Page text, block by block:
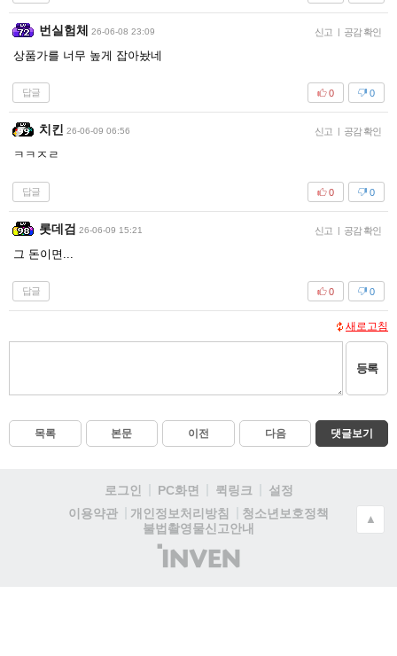
번실험체 26-06-08 23:09 신고 | 공감 확인
상품가를 너무 높게 잡아놨네
답글 0
0
치킨 26-06-09 06:56 신고 | 공감 확인
ㅋㅋㅈㄹ
답글 0
0
롯데검 26-06-09 15:21 신고 | 공감 확인
그 돈이면...
답글 0
0
새로고침
등록
목록 본문 이전 다음 댓글보기
로그인 PC화면 퀵링크
설정
이용약관
개인정보처리방침
청소년보호정책
불법촬영물신고안내
(주)
인
▲